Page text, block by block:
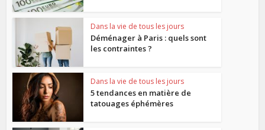
Dans la vie de tous les jours
Déménager à Paris : quels sont
les contraintes ?
Dans la vie de tous les jours
5 tendances en matière de
tatouages éphémères